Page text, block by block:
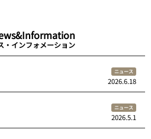
・インフォメーション
ニュース
2026.6.18
ニュース
2026.5.1